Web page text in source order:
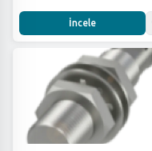
İncele